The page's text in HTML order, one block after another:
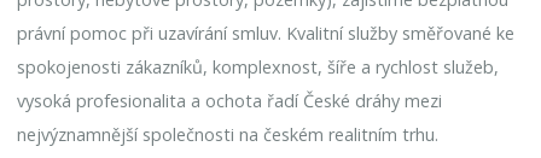
právní pomoc při uzavírání smluv. Kvalitní služby směřované ke
spokojenosti zákazníků, komplexnost, šíře a rychlost služeb,
vysoká profesionalita a ochota řadí České dráhy mezi
nejvýznamnější společnosti na českém realitním trhu.